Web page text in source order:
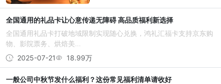
全国通用的礼品卡让心意传递无障碍 高品质福利新选择
全国通用礼品卡打破地域限制实现随心兑换，鸿礼汇福卡支持京东购
物、影院票务、烘焙美...
2025-07-21
18.99万
一般公司中秋节发什么福利？这份常见福利清单请收好